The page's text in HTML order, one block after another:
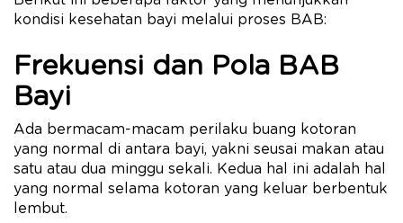
kondisi kesehatan bayi melalui proses BAB:
Frekuensi dan Pola BAB
Bayi
Ada bermacam-macam perilaku buang kotoran
yang normal di antara bayi, yakni seusai makan atau
satu atau dua minggu sekali. Kedua hal ini adalah hal
yang normal selama kotoran yang keluar berbentuk
lembut.